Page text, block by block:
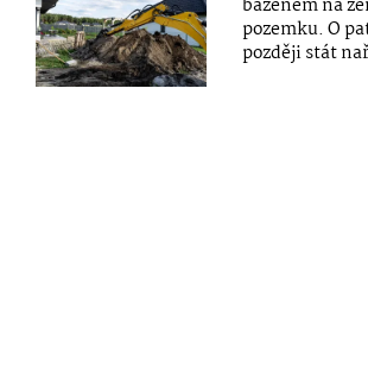
bazénem na
pozemku. O
později stát